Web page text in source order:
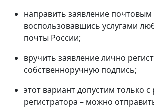
направить заявление
воспользовавшись услугами
почты России;
вручить заявление лично
собственноручную подпись;
этот вариант допустим только
регистратора – можно